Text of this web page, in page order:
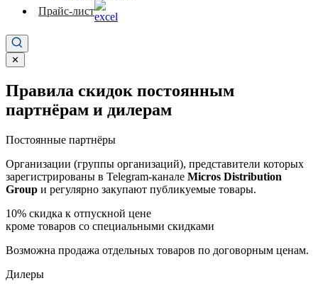
Прайс-лист
✕
Правила скидок постоянным
партнёрам и дилерам
Постоянные партнёры
Организации (группы организаций), представители которых
зарегистрированы в Telegram-канале Micros Distribution
Group и регулярно закупают публикуемые товары.
10% скидка к отпускной цене
кроме товаров со специальными скидками
Возможна продажа отдельных товаров по договорным ценам.
Дилеры